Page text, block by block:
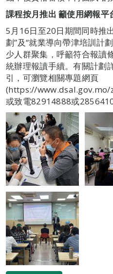
課程按月推出 籲使用網報平
5月16日至20日期間同時推
劃”及“就業導向帶津培訓計
少人群聚集，呼籲符合報讀
統辦理報讀手續。有關計劃
引，可瀏覽相關專題網頁
(https://
或致電82914888或